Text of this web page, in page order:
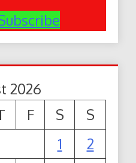
2026
F S
S
1
2